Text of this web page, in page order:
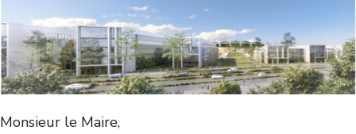
Monsieur le Maire,